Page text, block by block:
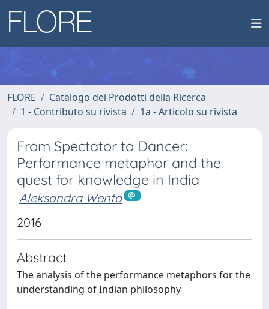
FLORE
Catalogo dei Prodotti della Ricerca
1 - Contributo su rivista
1a - Articolo su rivista
From Spectator to Dancer:
Performance metaphor and the
quest for knowledge in India
Aleksandra Wenta
2016
Abstract
The analysis of the performance metaphors for the
understanding of Indian philosophy